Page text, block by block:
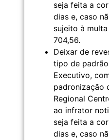
seja feita a
dias e, caso
sujeito à
704,56.
Deixar de
tipo de
Executivo,
padronização
Regional
ao infrator
seja feita a
dias e, caso